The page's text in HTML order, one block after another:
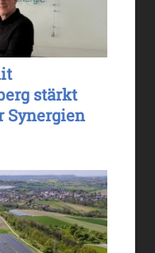
stärkt
Synergien